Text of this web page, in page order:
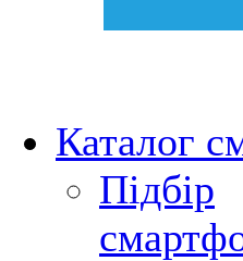
Каталог
Підбір